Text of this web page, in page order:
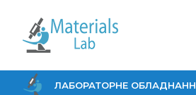
ЛАБОРАТОРНЕ